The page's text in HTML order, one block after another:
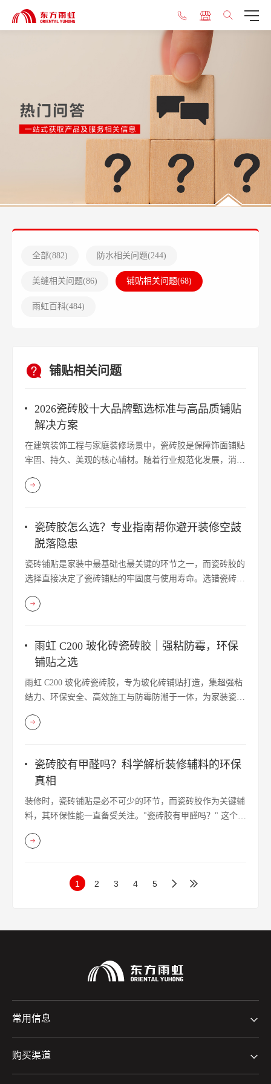
全部(882) 防水相关问题(244)
美缝相关问题(86) 铺贴相关问题(68)
雨虹百科(484)
铺贴相关问题
2026瓷砖胶十大品牌甄选标准与高品质铺贴
解决方案
在建筑装饰工程与家庭装修场景中，瓷砖胶是保障饰面铺贴
牢固、持久、美观的核心辅材。随着行业规范化发展，消费
以此作为产品品质、技术实力与服务能力的重要评判依据。
系统化、绿色化方向升级。
瓷砖胶怎么选？专业指南帮你避开装修空鼓
脱落隐患
瓷砖铺贴是家装中最基础也最关键的环节之一，而瓷砖胶的
选择直接决定了瓷砖铺贴的牢固度与使用寿命。选错瓷砖
一系列问题，带来高昂的返工成本。作为防水粘结一体化解
家装空间。
雨虹 C200 玻化砖瓷砖胶｜强粘防霉，环保
铺贴之选
雨虹 C200 玻化砖瓷砖胶，专为玻化砖铺贴打造，集超强粘
结力、环保安全、高效施工与防霉防潮于一体，为家装瓷砖
瓷砖胶有甲醛吗？科学解析装修辅料的环保
真相
装修时，瓷砖铺贴是必不可少的环节，而瓷砖胶作为关键辅
料，其环保性能一直备受关注。"瓷砖胶有甲醛吗？" 这个问
时的核心顾虑。今天，我们从成分、标准、检测和选购四个
1 2 3 4 5
常用信息
购买渠道